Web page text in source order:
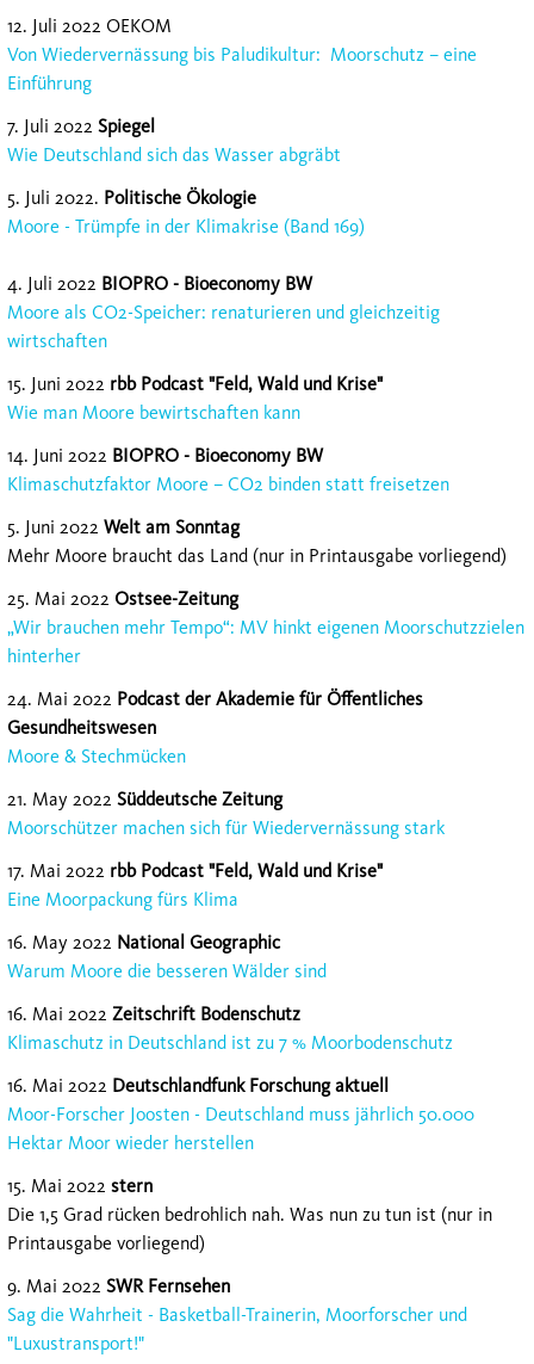
12. Juli 2022 OEKOM
Von Wiedervernässung bis Paludikultur: Moorschutz – eine
Einführung
7. Juli 2022 Spiegel
Wie Deutschland sich das Wasser abgräbt
5. Juli 2022. Politische Ökologie
Moore - Trümpfe in der Klimakrise (Band 169)
4. Juli 2022 BIOPRO - Bioeconomy BW
Moore als CO2-Speicher: renaturieren und gleichzeitig
wirtschaften
15. Juni 2022 rbb Podcast "Feld, Wald und Krise"
Wie man Moore bewirtschaften kann
14. Juni 2022 BIOPRO - Bioeconomy BW
Klimaschutzfaktor Moore – CO2 binden statt freisetzen
5. Juni 2022 Welt am Sonntag
Mehr Moore braucht das Land (nur in Printausgabe vorliegend)
25. Mai 2022 Ostsee-Zeitung
„Wir brauchen mehr Tempo“: MV hinkt eigenen Moorschutzzielen
hinterher
24. Mai 2022 Podcast der Akademie für Öffentliches
Gesundheitswesen
Moore & Stechmücken
21. May 2022 Süddeutsche Zeitung
Moorschützer machen sich für Wiedervernässung stark
17. Mai 2022 rbb Podcast "Feld, Wald und Krise"
Eine Moorpackung fürs Klima
16. May 2022 National Geographic
Warum Moore die besseren Wälder sind
16. Mai 2022 Zeitschrift Bodenschutz
Klimaschutz in Deutschland ist zu 7 % Moorbodenschutz
16. Mai 2022 Deutschlandfunk Forschung aktuell
Moor-Forscher Joosten - Deutschland muss jährlich 50.000
Hektar Moor wieder herstellen
15. Mai 2022 stern
Die 1,5 Grad rücken bedrohlich nah. Was nun zu tun ist (nur in
Printausgabe vorliegend)
9. Mai 2022 SWR Fernsehen
Sag die Wahrheit - Basketball-Trainerin, Moorforscher und
"Luxustransport!"